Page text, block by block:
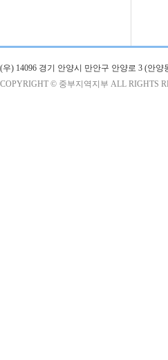
(우) 14096 경기 안양시 만안구 안양로 3 (안
COPYRIGHT © 중부지역지부 ALL RIGHTS